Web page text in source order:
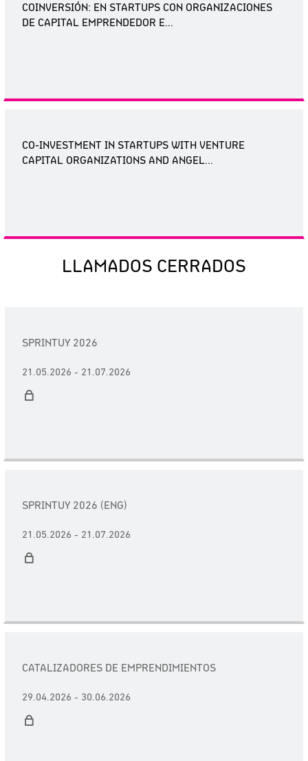
COINVERSIÓN: EN STARTUPS CON ORGANIZACIONES
DE CAPITAL EMPRENDEDOR E...
CO-INVESTMENT IN STARTUPS WITH VENTURE
CAPITAL ORGANIZATIONS AND ANGEL...
LLAMADOS CERRADOS
SPRINTUY 2026
21.05.2026 - 21.07.2026
SPRINTUY 2026 (ENG)
21.05.2026 - 21.07.2026
CATALIZADORES DE EMPRENDIMIENTOS
29.04.2026 - 30.06.2026